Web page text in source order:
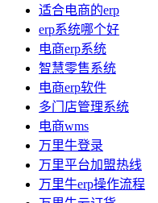
适合电商的erp
erp系统哪个好
电商erp系统
智慧零售系统
电商erp软件
多门店管理系统
电商wms
万里牛登录
万里平台加盟热线
万里牛erp操作流程